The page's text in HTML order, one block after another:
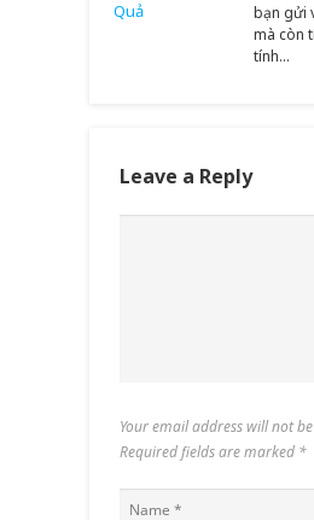
bạn gửi
mà còn
tính…
Leave a Reply
Your email address will not
Required fields are marked *